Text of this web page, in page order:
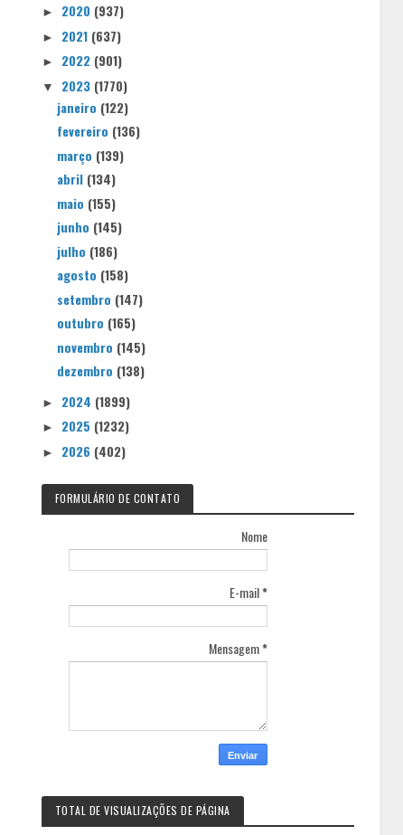
► 2020 (937)
► 2021 (637)
► 2022 (901)
▼ 2023 (1770)
janeiro (122)
fevereiro (136)
março (139)
abril (134)
maio (155)
junho (145)
julho (186)
agosto (158)
setembro (147)
outubro (165)
novembro (145)
dezembro (138)
► 2024 (1899)
► 2025 (1232)
► 2026 (402)
FORMULÁRIO DE CONTATO
Nome
E-mail*
Mensagem*
TOTAL DE VISUALIZAÇÕES DE PÁGINA